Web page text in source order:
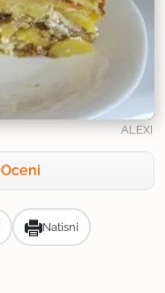
ALEXI
Oceni
Natisni